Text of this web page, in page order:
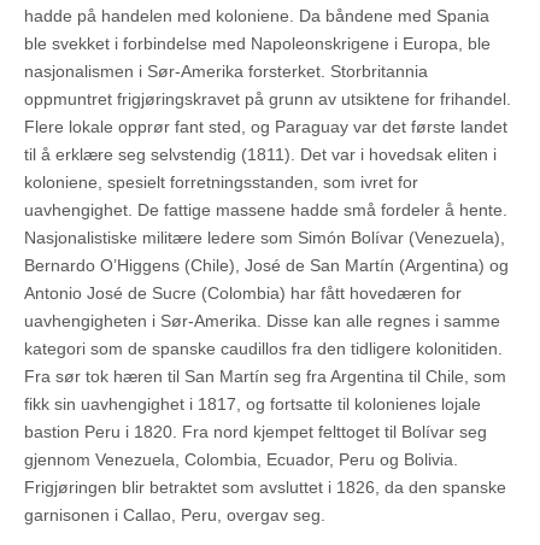
hadde på handelen med koloniene. Da båndene med Spania
ble svekket i forbindelse med Napoleonskrigene i Europa, ble
nasjonalismen i Sør-Amerika forsterket. Storbritannia
oppmuntret frigjøringskravet på grunn av utsiktene for frihandel.
Flere lokale opprør fant sted, og Paraguay var det første landet
til å erklære seg selvstendig (1811). Det var i hovedsak eliten i
koloniene, spesielt forretningsstanden, som ivret for
uavhengighet. De fattige massene hadde små fordeler å hente.
Nasjonalistiske militære ledere som Simón Bolívar (Venezuela),
Bernardo O’Higgens (Chile), José de San Martín (Argentina) og
Antonio José de Sucre (Colombia) har fått hovedæren for
uavhengigheten i Sør-Amerika. Disse kan alle regnes i samme
kategori som de spanske caudillos fra den tidligere kolonitiden.
Fra sør tok hæren til San Martín seg fra Argentina til Chile, som
fikk sin uavhengighet i 1817, og fortsatte til kolonienes lojale
bastion Peru i 1820. Fra nord kjempet felttoget til Bolívar seg
gjennom Venezuela, Colombia, Ecuador, Peru og Bolivia.
Frigjøringen blir betraktet som avsluttet i 1826, da den spanske
garnisonen i Callao, Peru, overgav seg.